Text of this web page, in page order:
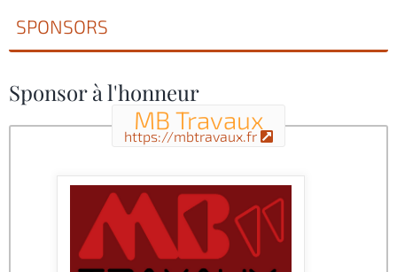
SPONSORS
Sponsor à l'honneur
MB Travaux
https://mbtravaux.fr